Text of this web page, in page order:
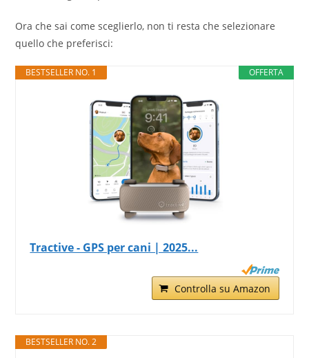
Ora che sai come sceglierlo, non ti resta che selezionare
quello che preferisci:
OFFERTA
BESTSELLER NO. 1
Tractive - GPS per cani | 2025...
Controlla su Amazon
BESTSELLER NO. 2